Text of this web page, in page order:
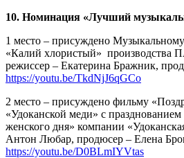
10. Номинация «Лучший
1 место – присуждено
«Калий хлористый» производства
режиссер – Екатерина Бражник,
https://youtu.be/TkdNjJ6qGCo
2 место – присуждено фильму
«Удоканской меди» с
женского дня» компании
Антон Любар, продюсер – Елена
https://youtu.be/D0BLmIYVtas